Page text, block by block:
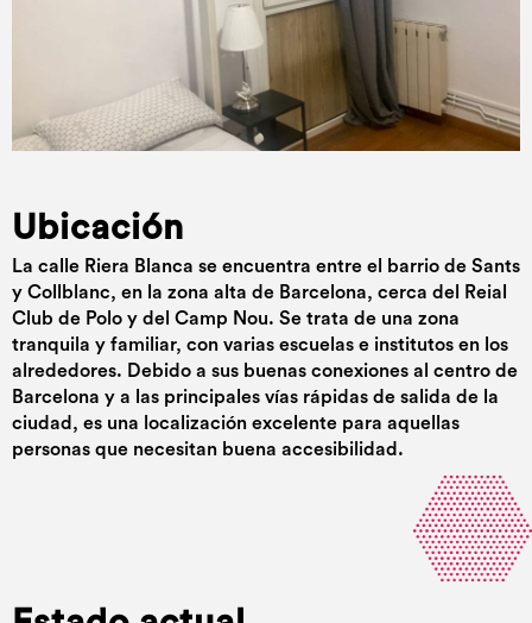
Ubicación
La calle Riera Blanca se encuentra entre el barrio de Sants
y Collblanc, en la zona alta de Barcelona, cerca del Reial
Club de Polo y del Camp Nou. Se trata de una zona
tranquila y familiar, con varias escuelas e institutos en los
alrededores. Debido a sus buenas conexiones al centro de
Barcelona y a las principales vías rápidas de salida de la
ciudad, es una localización excelente para aquellas
personas que necesitan buena accesibilidad.